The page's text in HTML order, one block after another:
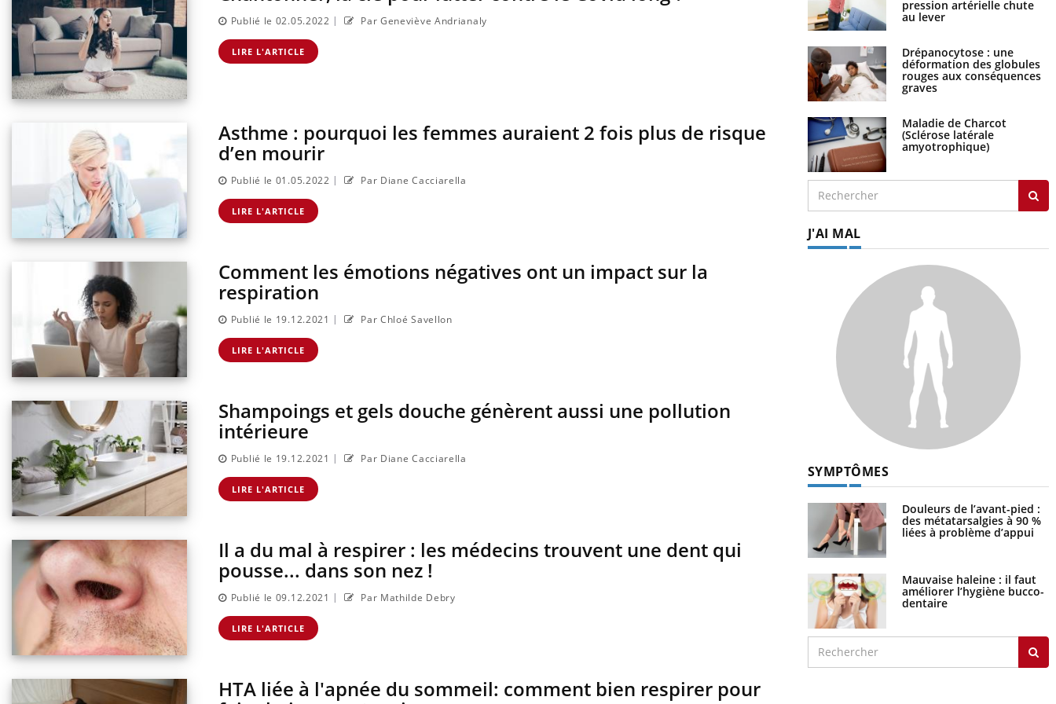
Publié le 02.05.2022 | Par Geneviève Andrianaly
LIRE L'ARTICLE
Asthme : pourquoi les femmes auraient 2 fois plus de risque
d’en mourir
Publié le 01.05.2022 | Par Diane Cacciarella
LIRE L'ARTICLE
Comment les émotions négatives ont un impact sur la
respiration
Publié le 19.12.2021 | Par Chloé Savellon
LIRE L'ARTICLE
Shampoings et gels douche génèrent aussi une pollution
intérieure
Publié le 19.12.2021 | Par Diane Cacciarella
LIRE L'ARTICLE
Il a du mal à respirer : les médecins trouvent une dent qui
pousse... dans son nez !
Publié le 09.12.2021 | Par Mathilde Debry
LIRE L'ARTICLE
HTA liée à l'apnée du sommeil: comment bien respirer pour
pression artérielle chute
au lever
Drépanocytose : une
déformation des globules
rouges aux conséquences
graves
Maladie de Charcot
(Sclérose latérale
amyotrophique)
J'AI MAL
SYMPTÔMES
Douleurs de l’avant-pied :
des métatarsalgies à 90 %
liées à problème d’appui
Mauvaise haleine : il faut
améliorer l’hygiène bucco-
dentaire